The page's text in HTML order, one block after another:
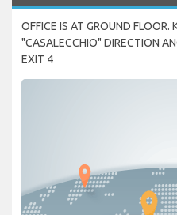
OFFICE IS AT GROUND FLOOR.
"CASALECCHIO" DIRECTION
EXIT 4